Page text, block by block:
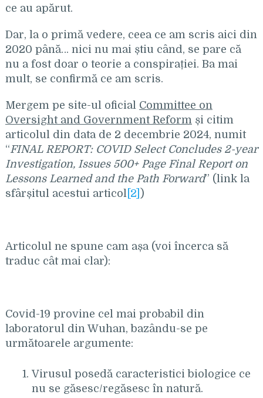
ce au apărut.
Dar, la o primă vedere, ceea ce am scris aici din
2020 până… nici nu mai știu când, se pare că
nu a fost doar o teorie a conspirației. Ba mai
mult, se confirmă ce am scris.
Mergem pe site-ul oficial Committee on
Oversight and Government Reformși citim
articolul din data de 2 decembrie 2024, numit
“FINAL REPORT: COVID Select Concludes 2-year
Investigation, Issues 500+ Page Final Report on
Lessons Learned and the Path Forward” (link la
sfârșitul acestui articol[2] )
Articolul ne spune cam așa (voi încerca să
traduc cât mai clar):
Covid-19 provine cel mai probabil din
laboratorul din Wuhan, bazându-se pe
următoarele argumente:
Virusul posedă caracteristici biologice ce
nu se găsesc/regăsesc în natură.